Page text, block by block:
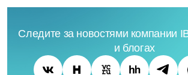
Следите за новостями компании
и блогах